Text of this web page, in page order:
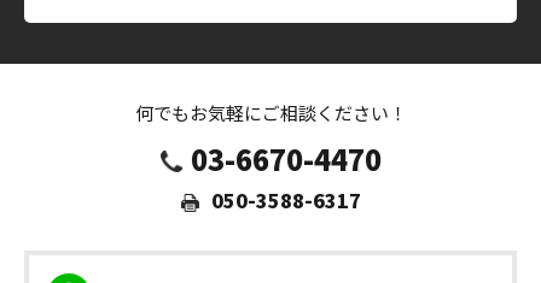
何でもお気軽にご相談ください！
03-6670-4470
050-3588-6317